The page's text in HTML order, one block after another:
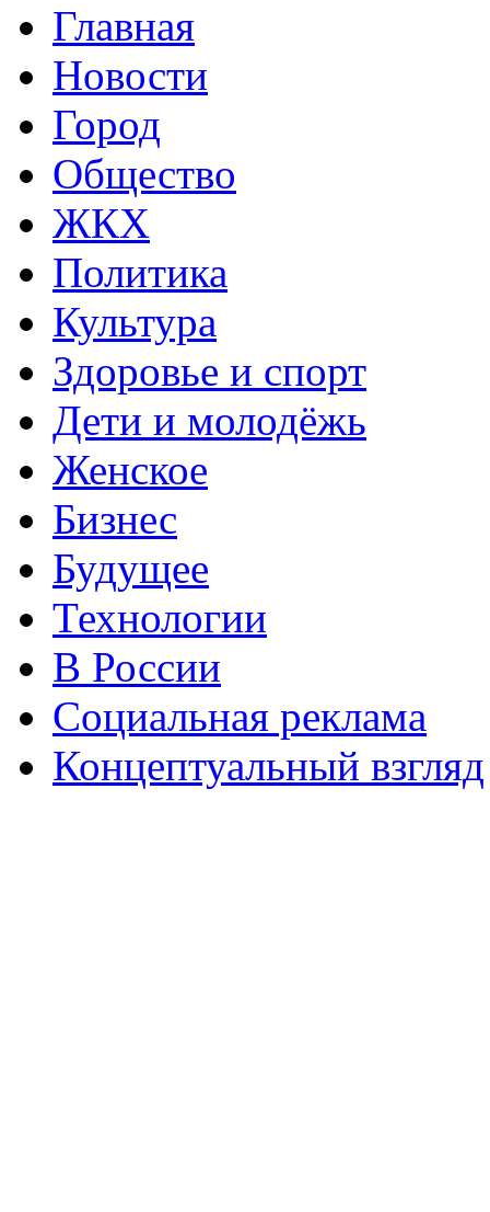
Главная
Новости
Город
Общество
ЖКХ
Политика
Культура
Здоровье и спорт
Дети и молодёжь
Женское
Бизнес
Будущее
Технологии
В России
Социальная реклама
Концептуальный взгляд